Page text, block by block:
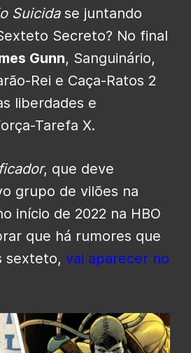
Suicidase juntando
Secreto? No final
Gunn, Sanguinário,
Rei e Caça-Ratos 2
liberdades e
Tarefa X.
, que deve
grupo de vilões na
início de 2022 na HBO
que há rumores que
sexteto, vai aparecer no